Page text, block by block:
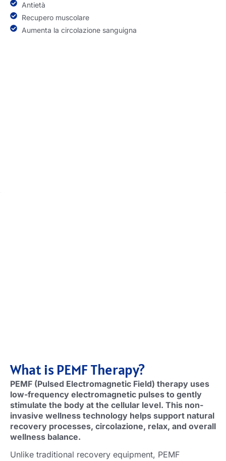
Antietà
Recupero muscolare
Aumenta la circolazione sanguigna
What is PEMF Therapy?
PEMF (Pulsed Electromagnetic Field) therapy uses
low-frequency electromagnetic pulses to gently
stimulate the body at the cellular level. This non-
invasive wellness technology helps support natural
recovery processes, circolazione, relax, and overall
wellness balance.
Unlike traditional recovery equipment, PEMF